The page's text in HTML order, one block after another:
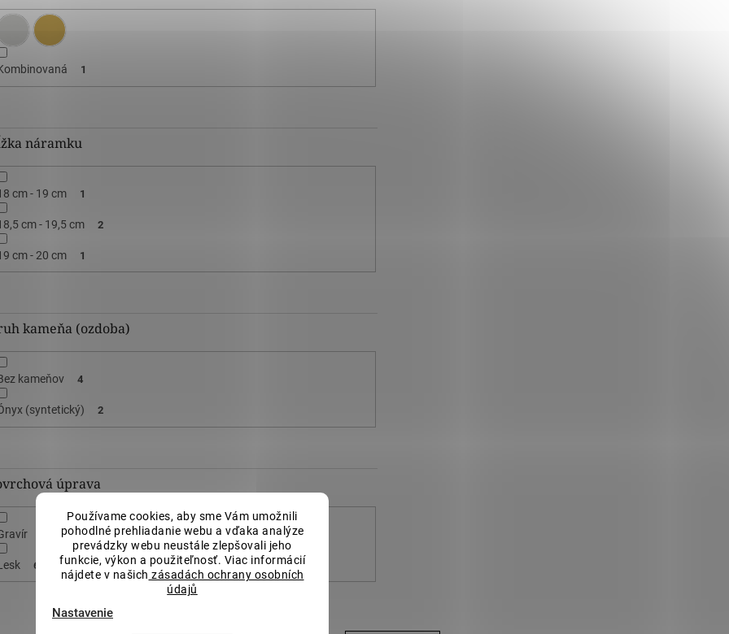
Používame cookies, aby sme Vám umožnili
pohodlné prehliadanie webu a vďaka analýze
prevádzky webu neustále zlepšovali jeho
funkcie, výkon a použiteľnosť. Viac informácií
nájdete v našich zásadách ochrany osobních
údajů
Nastavenie
1
náramku
cm - 19 cm 1
cm - 19,5 cm 2
cm - 20 cm 1
kameňa (ozdoba)
kameňov 4
(syntetický) 2
úprava
6